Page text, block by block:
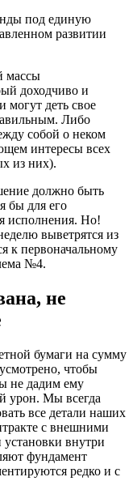
под единую
развитии
массы
доходчиво и
могут деть свое
Либо
собой о неком
интересы всех
из них).
должно быть
бы для его
исполнения. Но!
выветрятся из
к первоначальному
№4.
не
бумаги на сумму
чтобы
не дадим ему
урон. Мы всегда
все детали наших
с внешними
внутри
фундамент
редко и с